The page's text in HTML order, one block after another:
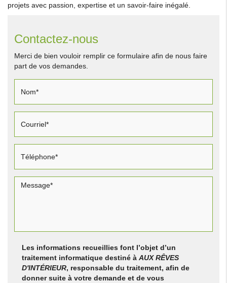
projets avec passion, expertise et un savoir-faire inégalé.
Contactez-nous
Merci de bien vouloir remplir ce formulaire afin de nous faire
part de vos demandes.
Les informations recueillies font l’objet d’un
traitement informatique destiné àAUX RÊVES
D'INTÉRIEUR, responsable du traitement, afin de
donner suite à votre demande et de vous